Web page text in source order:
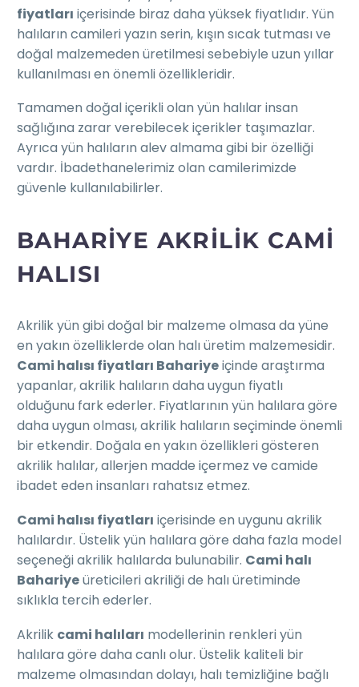
fiyatları içerisinde biraz daha yüksek fiyatlıdır. Yün
halıların camileri yazın serin, kışın sıcak tutması ve
doğal malzemeden üretilmesi sebebiyle uzun yıllar
kullanılması en önemli özellikleridir.
Tamamen doğal içerikli olan yün halılar insan
sağlığına zarar verebilecek içerikler taşımazlar.
Ayrıca yün halıların alev almama gibi bir özelliği
vardır. İbadethanelerimiz olan camilerimizde
güvenle kullanılabilirler.
BAHARIYE AKRILIK CAMI
HALISI
Akrilik yün gibi doğal bir malzeme olmasa da yüne
en yakın özelliklerde olan halı üretim malzemesidir.
Cami halısı fiyatları Bahariyeiçinde araştırma
yapanlar, akrilik halıların daha uygun fiyatlı
olduğunu fark ederler. Fiyatlarının yün halılara göre
daha uygun olması, akrilik halıların seçiminde önemli
bir etkendir. Doğala en yakın özellikleri gösteren
akrilik halılar, allerjen madde içermez ve camide
ibadet eden insanları rahatsız etmez.
Cami halısı fiyatları içerisinde en uygunu akrilik
halılardır. Üstelik yün halılara göre daha fazla model
seçeneği akrilik halılarda bulunabilir. Cami halı
Bahariyeüreticileri akriliği de halı üretiminde
sıklıkla tercih ederler.
Akrilik cami halıları modellerinin renkleri yün
halılara göre daha canlı olur. Üstelik kaliteli bir
malzeme olmasından dolayı, halı temizliğine bağlı